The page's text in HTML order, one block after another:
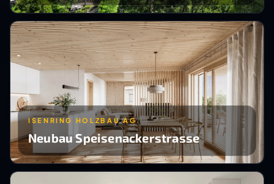
ISENRING HOLZBAU AG
Neubau Speisenackerstrasse